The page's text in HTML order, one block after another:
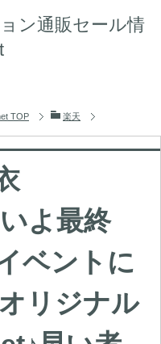
ン通販セール情
TOP 楽天
よ最終
ベントに
リジナル